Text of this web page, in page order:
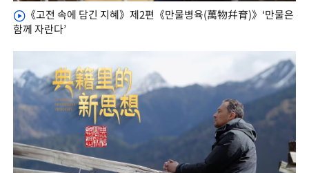
《고전 속에 담긴 지혜》제2편《만물병육(萬物幷育)》‘만물은
함께 자란다’